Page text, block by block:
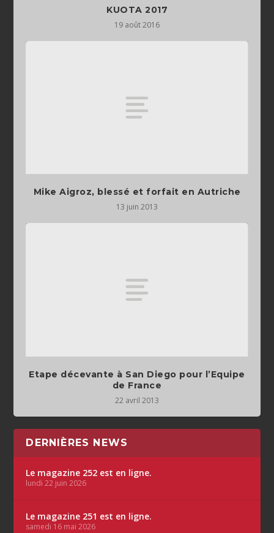
19 août 2016
Mike Aigroz, blessé et forfait en Autriche
13 juin 2013
Etape décevante à San Diego pour l’Equipe
de France
22 avril 2013
DERNIÈRES NEWS
Le magazine 252 est en ligne.
lundi 22 juin 2026
Le magazine 251 est en ligne.
samedi 16 mai 2026